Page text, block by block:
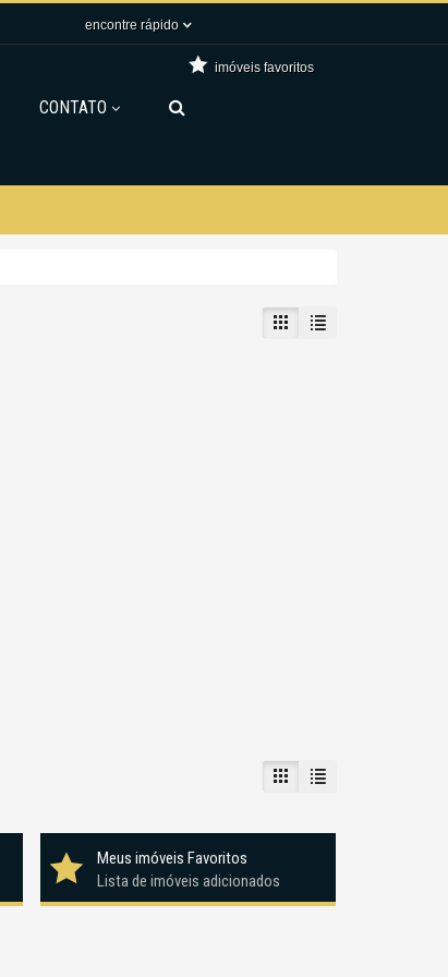
encontre rápido
imóveis favoritos
CONTATO
Meus imóveis Favoritos
Lista de imóveis adicionados